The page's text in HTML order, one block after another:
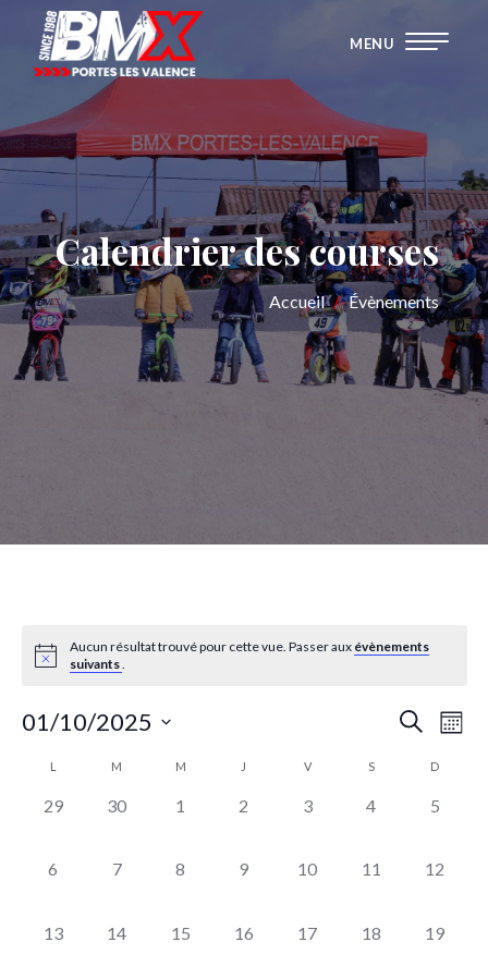
MENU
Calendrier des courses
Accueil / Évènements
Aucun résultat trouvé pour cette vue. Passer aux évènements
suivants.
vues
Recherche
Mois
01/10/2025
date.
Calendrier
de
Évènements
L M M J V S D
0
29
0
30
0
1
0
2
0
3
0
4
0
5
0
6
0
7
0
8
0
9
0
10
0
11
0
12
0
13
0
14
0
15
0
16
0
17
0
18
0
19